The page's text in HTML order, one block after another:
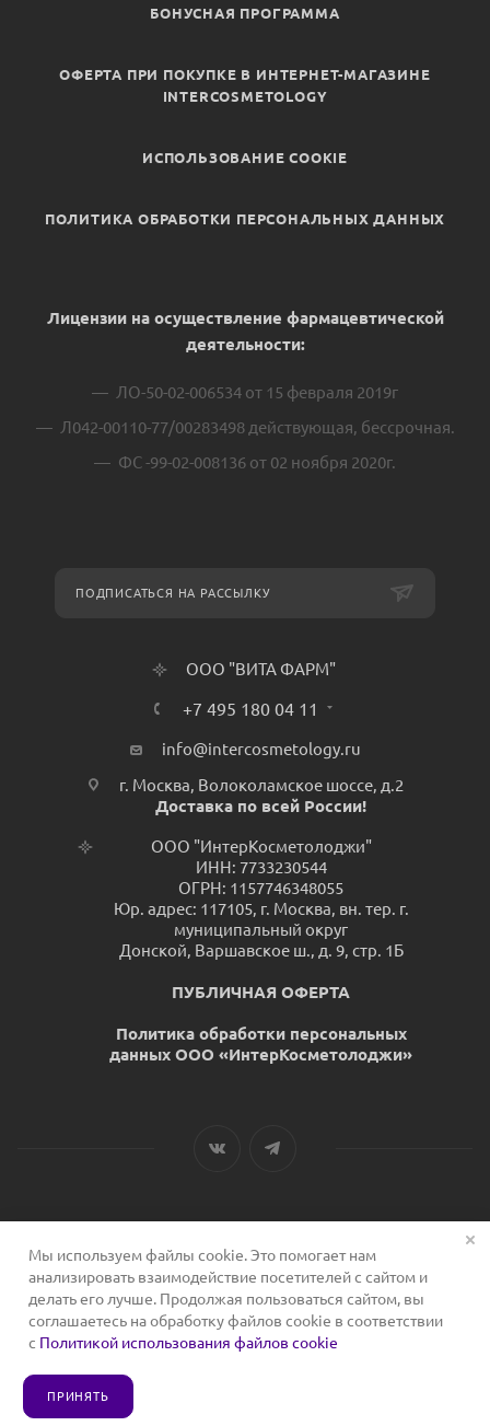
БОНУСНАЯ ПРОГРАММА
ОФЕРТА ПРИ ПОКУПКЕ В ИНТЕРНЕТ-МАГАЗИНЕ
INTERCOSMETOLOGY
ИСПОЛЬЗОВАНИЕ COOKIE
ПОЛИТИКА ОБРАБОТКИ ПЕРСОНАЛЬНЫХ ДАННЫХ
Лицензии на осуществление фармацевтической
деятельности:
ЛО-50-02-006534 от 15 февраля 2019г
Л042-00110-77/00283498 действующая, бессрочная.
ФС -99-02-008136 от 02 ноября 2020г.
ПОДПИСАТЬСЯ НА РАССЫЛКУ
ООО "ВИТА ФАРМ"
+7 495 180 04 11
info@intercosmetology.ru
г. Москва, Волоколамское шоссе, д.2
Доставка по всей России!
ООО "ИнтерКосметолоджи"
ИНН: 7733230544
ОГРН: 1157746348055
Юр. адрес: 117105, г. Москва, вн. тер. г.
муниципальный округ
Донской, Варшавское ш., д. 9, стр. 1Б
ПУБЛИЧНАЯ ОФЕРТА
Политика обработки персональных
данных ООО «ИнтерКосметолоджи»
2026 © Сервис для косметологов
Мы используем файлы cookie. Это помогает нам
анализировать взаимодействие посетителей с сайтом и
делать его лучше. Продолжая пользоваться сайтом, вы
соглашаетесь на обработку файлов cookie в соответствии
с Политикой использования файлов cookie
ПРИНЯТЬ